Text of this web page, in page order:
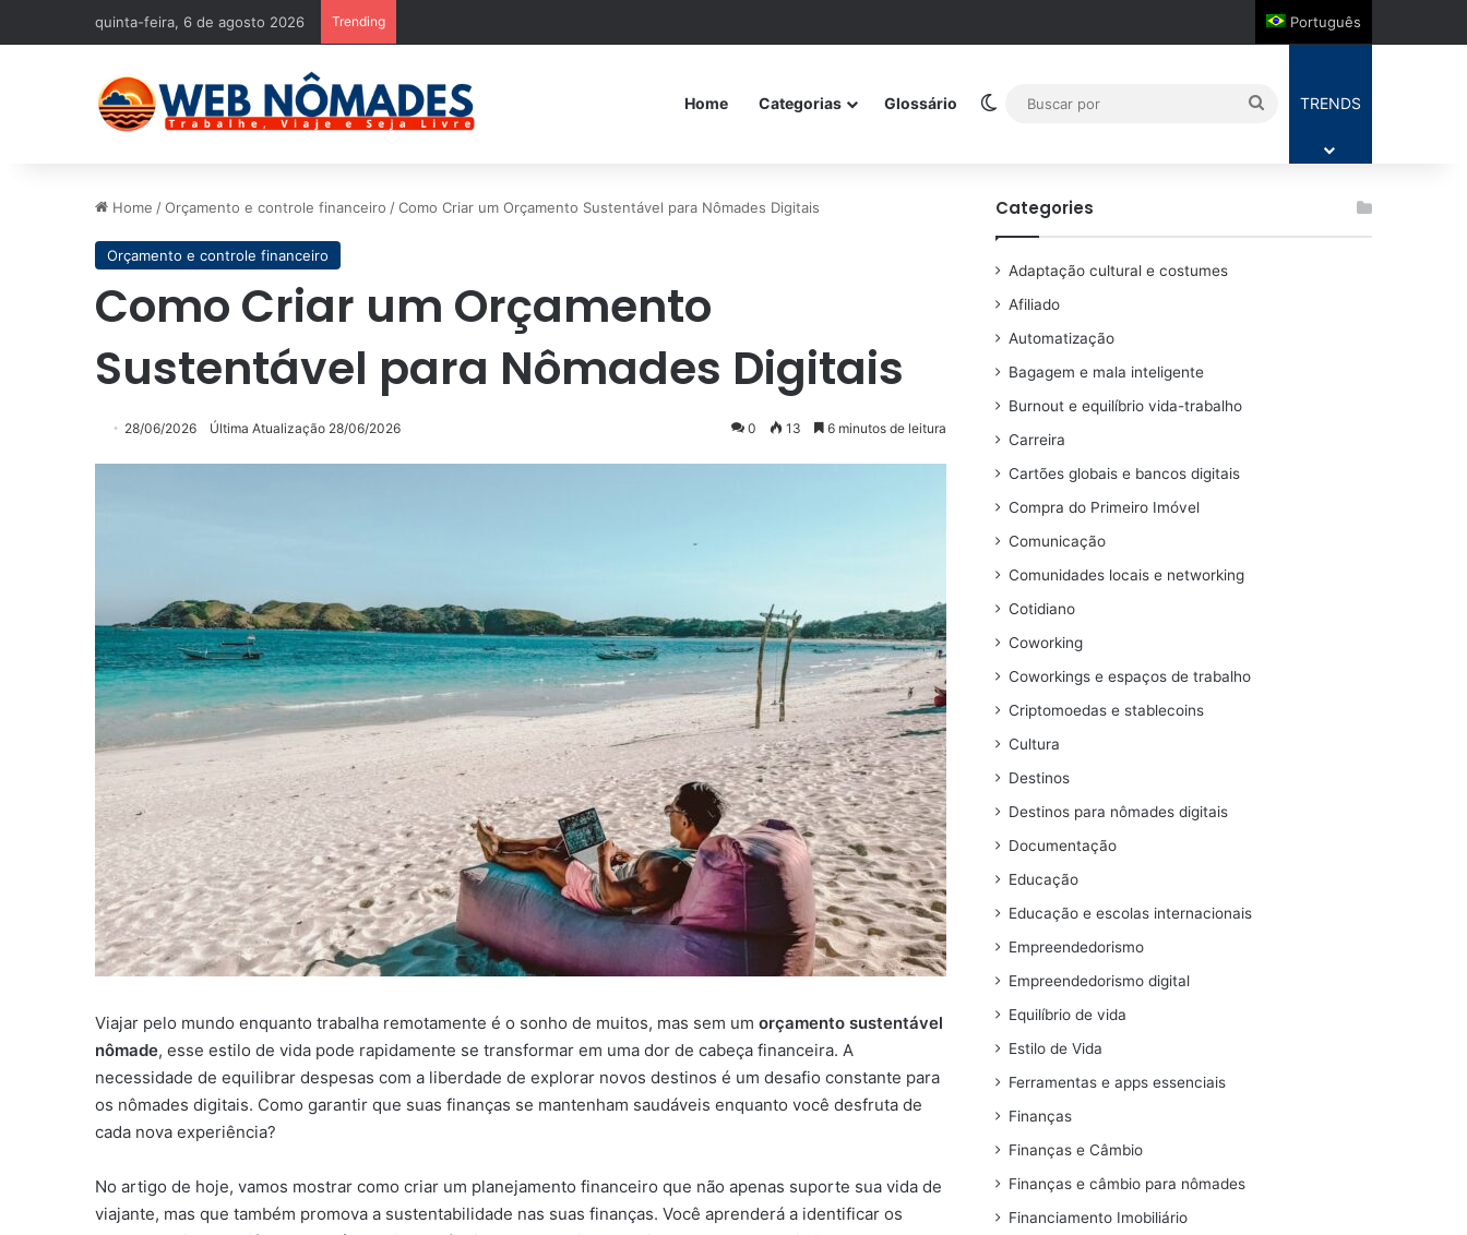
quinta-feira, 6 de agosto 2026 Trending Português
Home Categorias Glossário Switch skin
BuscarTRENDS
Home /Orçamento e controle financeiro /Como Criar um Orçamento Sustentável para Nômades Digitais
Orçamento e controle financeiro
Como Criar um Orçamento
Sustentável para Nômades Digitais
28/06/2026 Última Atualização 28/06/2026 0 13 6 minutos de leitura
Viajar pelo mundo enquanto trabalha remotamente é o sonho de muitos, mas sem um orçamento sustentável
nômade, esse estilo de vida pode rapidamente se transformar em uma dor de cabeça financeira. A
necessidade de equilibrar despesas com a liberdade de explorar novos destinos é um desafio constante para
os nômades digitais. Como garantir que suas finanças se mantenham saudáveis enquanto você desfruta de
cada nova experiência?
No artigo de hoje, vamos mostrar como criar um planejamento financeiro que não apenas suporte sua vida de
viajante, mas que também promova a sustentabilidade nas suas finanças. Você aprenderá a identificar os
Categories
Adaptação cultural e costumes
Afiliado
Automatização
Bagagem e mala inteligente
Burnout e equilíbrio vida-trabalho
Carreira
Cartões globais e bancos digitais
Compra do Primeiro Imóvel
Comunicação
Comunidades locais e networking
Cotidiano
Coworking
Coworkings e espaços de trabalho
Criptomoedas e stablecoins
Cultura
Destinos
Destinos para nômades digitais
Documentação
Educação
Educação e escolas internacionais
Empreendedorismo
Empreendedorismo digital
Equilíbrio de vida
Estilo de Vida
Ferramentas e apps essenciais
Finanças
Finanças e Câmbio
Finanças e câmbio para nômades
Financiamento Imobiliário